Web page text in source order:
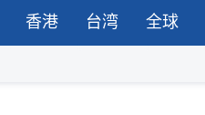
香港 台湾 全球